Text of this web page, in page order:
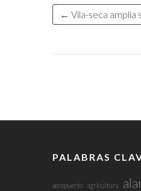
← Vila-seca amplía
PALABRAS
aeropuerto agricultura